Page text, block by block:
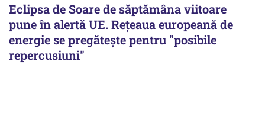
Eclipsa de Soare de săptămâna viitoare
pune în alertă UE. Rețeaua europeană de
energie se pregătește pentru "posibile
repercusiuni"